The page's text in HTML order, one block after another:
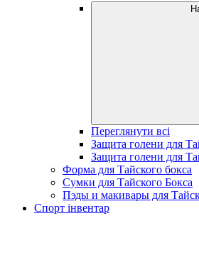
Переглянути всі
Защита голени для
Защита голени для
Форма для Тайского бокса
Сумки для Тайского Бокса
Пэды и макивары для
Спорт інвентар